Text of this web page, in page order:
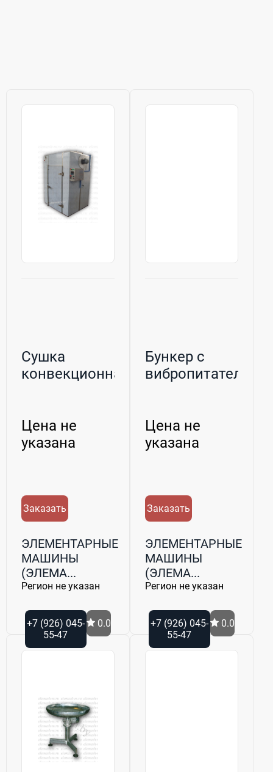
Сушка
конвекционная
Цена не
указана
Заказать
ЭЛЕМЕНТАРНЫЕ
МАШИНЫ
(ЭЛЕМА...
Регион не указан
+7 (926) 045-
55-47
0.0
Бункер c
вибропитателем
Цена не
указана
Заказать
ЭЛЕМЕНТАРНЫЕ
МАШИНЫ
(ЭЛЕМА...
Регион не указан
+7 (926) 045-
55-47
0.0